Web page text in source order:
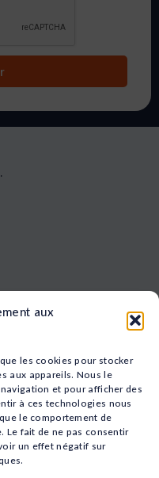
aux
les cookies pour stocker
aux appareils. Nous le
et pour afficher des
à ces technologies nous
le comportement de
Le fait de ne pas consentir
un effet négatif sur